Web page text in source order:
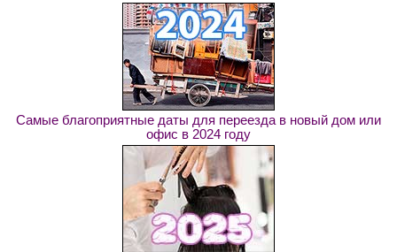
Самые благоприятные даты для переезда в новый дом или
офис в 2024 году